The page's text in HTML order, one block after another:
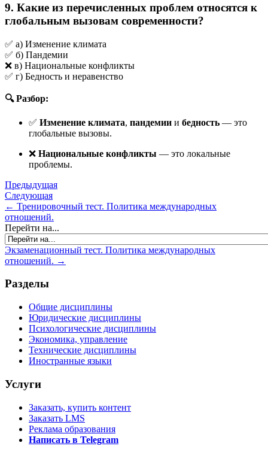
9. Какие из перечисленных проблем относятся к
глобальным вызовам современности?
✅ а) Изменение климата
✅ б) Пандемии
❌ в) Национальные конфликты
✅ г) Бедность и неравенство
🔍 Разбор:
✅ Изменение климата, пандемии и бедность — это
глобальные вызовы.
❌ Национальные конфликты — это локальные
проблемы.
Предыдущая
Следующая
← Тренировочный тест. Политика международных
отношений.
Перейти на...
Экзаменационный тест. Политика международных
отношений. →
Разделы
Общие дисциплины
Юридические дисциплины
Психологические дисциплины
Экономика, управление
Технические дисциплины
Иностранные языки
Услуги
Заказать, купить контент
Заказать LMS
Реклама образования
Написать в Telegram